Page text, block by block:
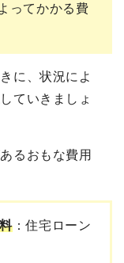
ってかかる費
に、状況によ
ていきましょ
るおもな費用
：住宅ローン